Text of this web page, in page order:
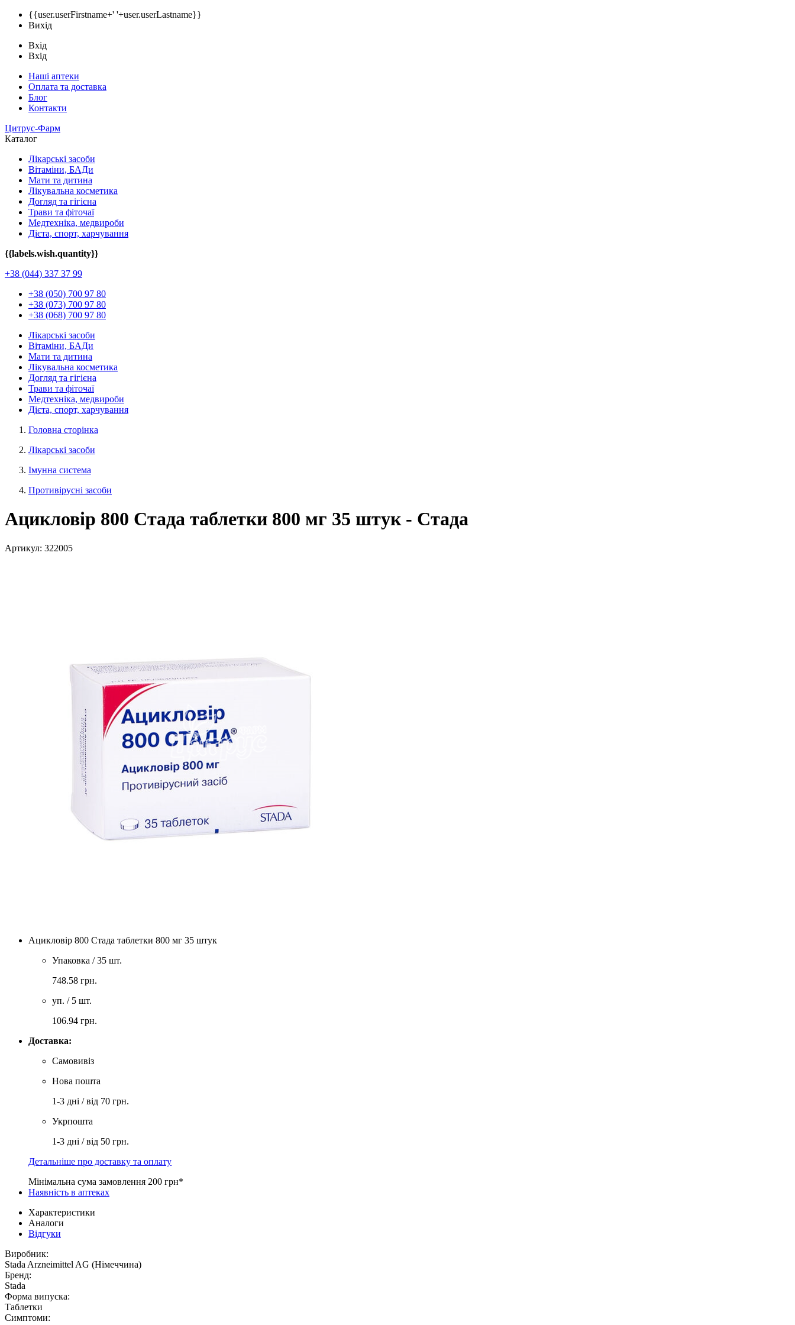
{{user.userFirstname+' '+user.userLastname}}
Вихід
Вхід
Вхід
Наші аптеки
Оплата та доставка
Блог
Контакти
Цитрус-Фарм
Каталог
Лікарські засоби
Вітаміни, БАДи
Мати та дитина
Лікувальна косметика
Догляд та гігієна
Трави та фіточаї
Медтехніка, медвироби
Дієта, спорт, харчування
{{labels.wish.quantity}}
+38 (044) 337 37 99
+38 (050) 700 97 80
+38 (073) 700 97 80
+38 (068) 700 97 80
Лікарські засоби
Вітаміни, БАДи
Мати та дитина
Лікувальна косметика
Догляд та гігієна
Трави та фіточаї
Медтехніка, медвироби
Дієта, спорт, харчування
Головна сторінка
Лікарські засоби
Імунна система
Противірусні засоби
Ацикловір 800 Стада таблетки 800 мг 35 штук - Стада
Артикул: 322005
Ацикловір 800 Стада таблетки 800 мг 35 штук
Упаковка / 35 шт.
748.58 грн.
уп. / 5 шт.
106.94 грн.
Доставка:
Самовивіз
Нова пошта
1-3 дні / від 70 грн.
Укрпошта
1-3 дні / від 50 грн.
Детальніше про доставку та оплату
Мінімальна сума замовлення 200 грн*
Наявність в аптеках
Характеристики
Аналоги
Відгуки
Виробник:
Stada Arzneimittel AG (Німеччина)
Бренд:
Stada
Форма випуска:
Таблетки
Симптоми: